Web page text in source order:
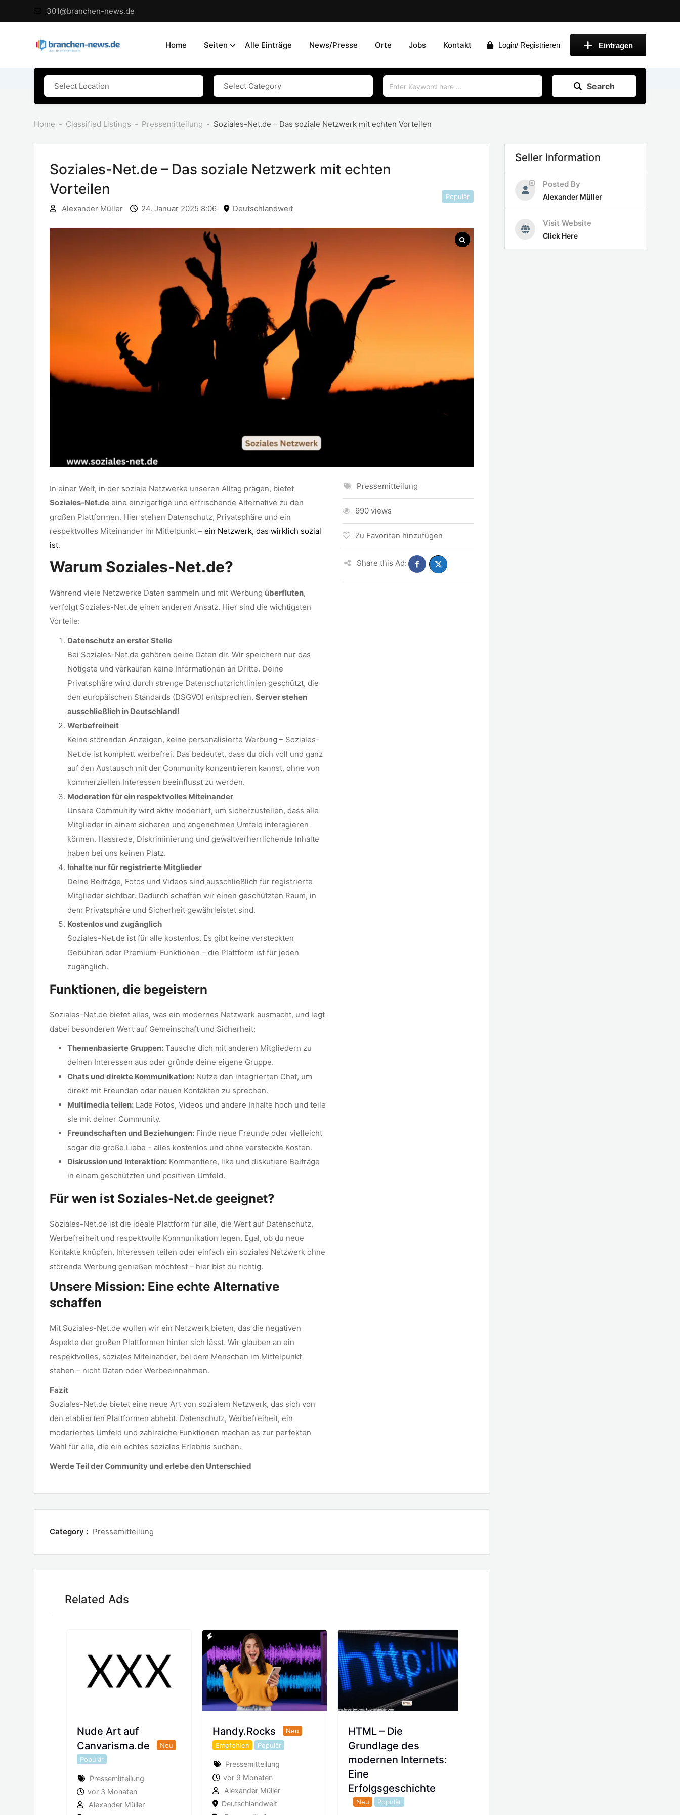
to
301@branchen-news.de
Eintragen
Login/ Registrieren
Home Seiten Alle Einträge News/Presse Orte Jobs Kontakt
Search
Home Classified Listings Pressemitteilung Soziales-Net.de – Das soziale Netzwerk mit echten Vorteilen
Soziales-Net.de – Das soziale Netzwerk mit echten
Vorteilen
Alexander Müller 24. Januar 2025 8:06 Deutschlandweit
Populär
In einer Welt, in der soziale Netzwerke unseren Alltag prägen, bietet
Soziales-Net.de eine einzigartige und erfrischende Alternative zu den
großen Plattformen. Hier stehen Datenschutz, Privatsphäre und ein
respektvolles Miteinander im Mittelpunkt – ein Netzwerk, das wirklich sozial
ist.
Warum Soziales-Net.de?
Während viele Netzwerke Daten sammeln und mit Werbung überfluten,
verfolgt Soziales-Net.de einen anderen Ansatz. Hier sind die wichtigsten
Vorteile:
Datenschutz an erster Stelle
Bei Soziales-Net.de gehören deine Daten dir. Wir speichern nur das
Nötigste und verkaufen keine Informationen an Dritte. Deine
Privatsphäre wird durch strenge Datenschutzrichtlinien geschützt, die
den europäischen Standards (DSGVO) entsprechen. Server stehen
ausschließlich in Deutschland!
Werbefreiheit
Keine störenden Anzeigen, keine personalisierte Werbung – Soziales-
Net.de ist komplett werbefrei. Das bedeutet, dass du dich voll und ganz
auf den Austausch mit der Community konzentrieren kannst, ohne von
kommerziellen Interessen beeinflusst zu werden.
Moderation für ein respektvolles Miteinander
Unsere Community wird aktiv moderiert, um sicherzustellen, dass alle
Mitglieder in einem sicheren und angenehmen Umfeld interagieren
können. Hassrede, Diskriminierung und gewaltverherrlichende Inhalte
haben bei uns keinen Platz.
Inhalte nur für registrierte Mitglieder
Deine Beiträge, Fotos und Videos sind ausschließlich für registrierte
Mitglieder sichtbar. Dadurch schaffen wir einen geschützten Raum, in
dem Privatsphäre und Sicherheit gewährleistet sind.
Kostenlos und zugänglich
Soziales-Net.de ist für alle kostenlos. Es gibt keine versteckten
Gebühren oder Premium-Funktionen – die Plattform ist für jeden
zugänglich.
Funktionen, die begeistern
Soziales-Net.de bietet alles, was ein modernes Netzwerk ausmacht, und legt
dabei besonderen Wert auf Gemeinschaft und Sicherheit:
Themenbasierte Gruppen: Tausche dich mit anderen Mitgliedern zu
deinen Interessen aus oder gründe deine eigene Gruppe.
Chats und direkte Kommunikation: Nutze den integrierten Chat, um
direkt mit Freunden oder neuen Kontakten zu sprechen.
Multimedia teilen: Lade Fotos, Videos und andere Inhalte hoch und teile
sie mit deiner Community.
Freundschaften und Beziehungen: Finde neue Freunde oder vielleicht
sogar die große Liebe – alles kostenlos und ohne versteckte Kosten.
Diskussion und Interaktion: Kommentiere, like und diskutiere Beiträge
in einem geschützten und positiven Umfeld.
Für wen ist Soziales-Net.de geeignet?
Soziales-Net.de ist die ideale Plattform für alle, die Wert auf Datenschutz,
Werbefreiheit und respektvolle Kommunikation legen. Egal, ob du neue
Kontakte knüpfen, Interessen teilen oder einfach ein soziales Netzwerk ohne
störende Werbung genießen möchtest – hier bist du richtig.
Unsere Mission: Eine echte Alternative
schaffen
Mit Soziales-Net.de wollen wir ein Netzwerk bieten, das die negativen
Aspekte der großen Plattformen hinter sich lässt. Wir glauben an ein
respektvolles, soziales Miteinander, bei dem Menschen im Mittelpunkt
stehen – nicht Daten oder Werbeeinnahmen.
Fazit
Soziales-Net.de bietet eine neue Art von sozialem Netzwerk, das sich von
den etablierten Plattformen abhebt. Datenschutz, Werbefreiheit, ein
moderiertes Umfeld und zahlreiche Funktionen machen es zur perfekten
Wahl für alle, die ein echtes soziales Erlebnis suchen.
Werde Teil der Community und erlebe den Unterschied
Pressemitteilung
990 views
Zu Favoriten hinzufügen
Share this Ad:
Category : Pressemitteilung
Related Ads
Nude Art auf
Canvarisma.de
Neu
Populär
Pressemitteilung
vor 3 Monaten
Alexander Müller
Handy.Rocks
Neu
Empfohlen
Populär
Pressemitteilung
vor 9 Monaten
Alexander Müller
Deutschlandweit
HTML – Die
Grundlage des
modernen Internets:
Eine
Erfolgsgeschichte
Neu Populär
Seller Information
Posted By
Alexander Müller
Visit Website
Click Here